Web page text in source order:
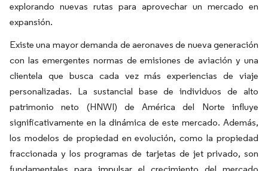
explorando nuevas rutas para aprovechar un mercado en
expansión.
Existe una mayor demanda de aeronaves de nueva generación
con las emergentes normas de emisiones de aviación y una
clientela que busca cada vez más experiencias de viaje
personalizadas. La sustancial base de individuos de alto
patrimonio neto (HNWI) de América del Norte influye
significativamente en la dinámica de este mercado. Además,
los modelos de propiedad en evolución, como la propiedad
fraccionada y los programas de tarjetas de jet privado, son